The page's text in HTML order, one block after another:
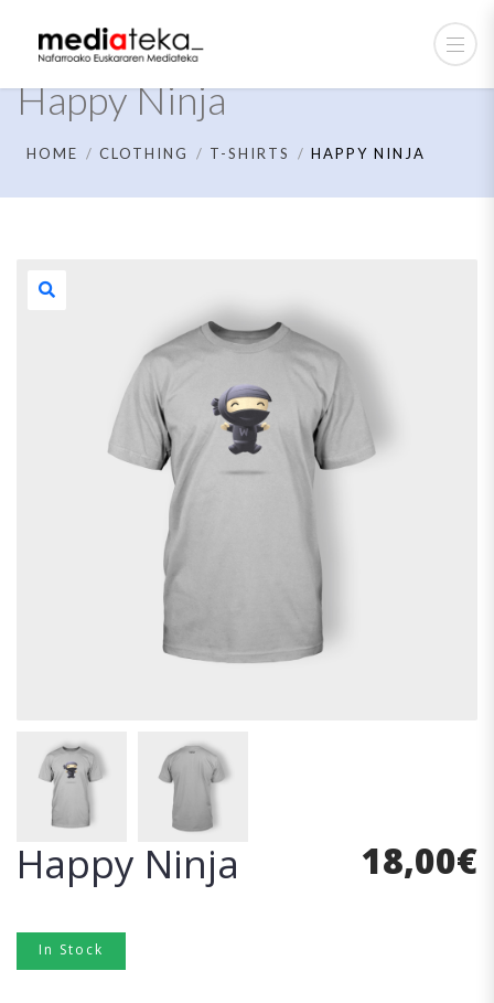
Happy Ninja
HOME CLOTHING T-SHIRTS HAPPY NINJA
Happy Ninja
In Stock
18,00€